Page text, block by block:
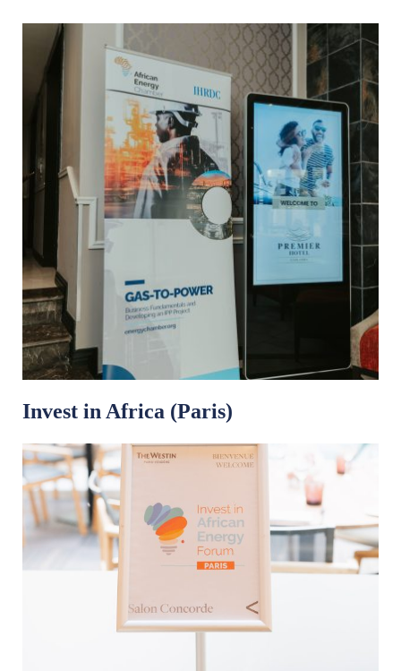
Invest in Africa (Paris)